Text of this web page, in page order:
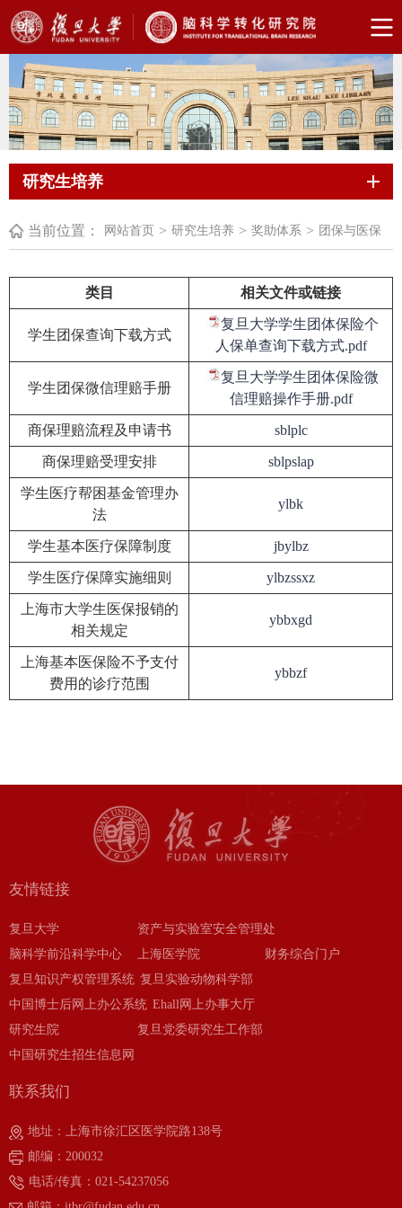
研究生培养
当前位置： 网站首页 > 研究生培养 > 奖助体系 > 团保与医保
类目 相关文件或链接
学生团保查询下载方式
复旦大学学生团体保险个
人保单查询下载方式.pdf
学生团保微信理赔手册
复旦大学学生团体保险微
信理赔操作手册.pdf
商保理赔流程及申请书 sblplc
商保理赔受理安排 sblpslap
学生医疗帮困基金管理办
法
ylbk
学生基本医疗保障制度 jbylbz
学生医疗保障实施细则 ylbzssxz
上海市大学生医保报销的
相关规定
ybbxgd
上海基本医保险不予支付
费用的诊疗范围
ybbzf
友情链接
复旦大学
资产与实验室安全管理处
脑科学前沿科学中心
上海医学院
财务综合门户
复旦知识产权管理系统 复旦实验动物科学部
中国博士后网上办公系统 Ehall网上办事大厅
研究生院
复旦党委研究生工作部
中国研究生招生信息网
联系我们
地址：上海市徐汇区医学院路138号
邮编：200032
电话/传真：021-54237056